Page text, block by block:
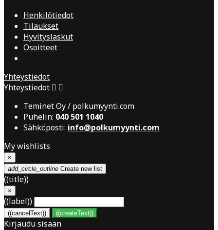
Henkilötiedot
Tilaukset
Hyvityslaskut
Osoitteet
Yhteystiedot
Yhteystiedot  
Teminet Oy / polkumyynti.com
Puhelin: 040 501 1040
Sähköposti: info@polkumyynti.com
My wishlists
×
add_circle_outline Create new list
((title))
×
((label))
((cancelText)) ((createText))
Kirjaudu sisään